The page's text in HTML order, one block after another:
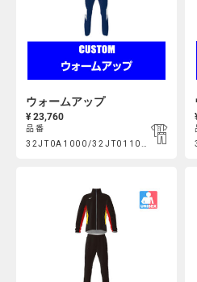
ウォームアップ
¥ 23,760
Product
Actions
品番